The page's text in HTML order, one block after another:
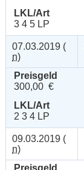
LKL/Art
3 4 5 LP
07.03.2019 (
n)
Preisgeld
300,00 €
LKL/Art
2 3 4 LP
09.03.2019 (
n)
Preisgeld